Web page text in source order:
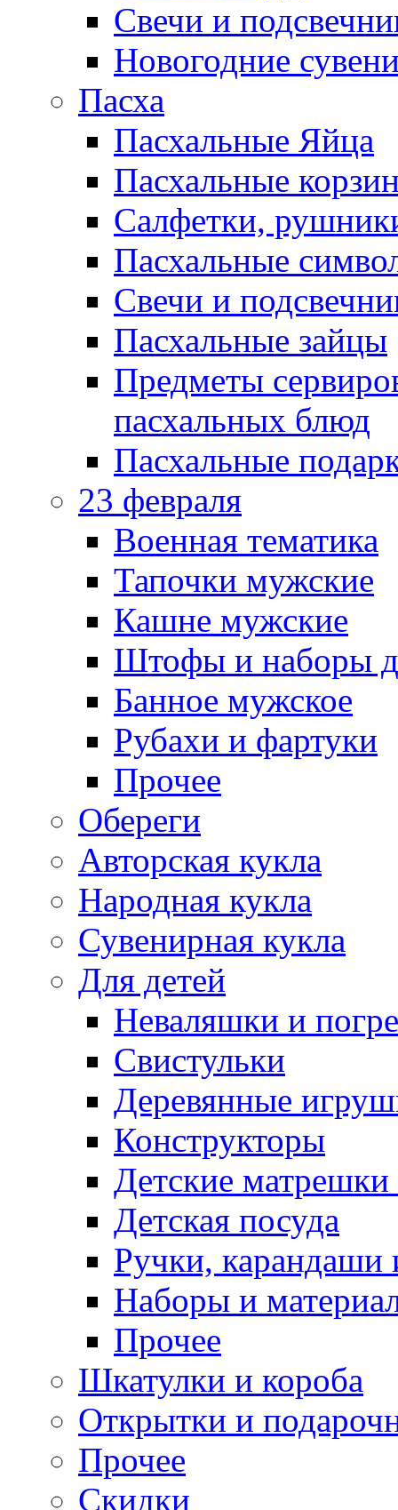
Свечи и
Новогодние
Пасха
Пасхальные Яйца
Пасхальные
Салфетки,
Пасхальные
Свечи и
Пасхальные зайцы
Предметы
пасхальных блюд
Пасхальные
23 февраля
Военная тематика
Тапочки мужские
Кашне мужские
Штофы и наборы
Банное мужское
Рубахи и фартуки
Прочее
Обереги
Авторская кукла
Народная кукла
Сувенирная кукла
Для детей
Неваляшки и
Свистульки
Деревянные
Конструкторы
Детские
Детская посуда
Ручки,
Наборы и
Прочее
Шкатулки и короба
Открытки и
Прочее
Скидки